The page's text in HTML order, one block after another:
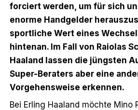
forciert werden, um für sich
enorme Handgelder
sportliche Wert eines
hintenan. Im Fall von Raiolas
Haaland lassen die jüngsten
Super-Beraters aber eine
Vorgehensweise erkennen.
Bei Erling Haaland möchte Mino